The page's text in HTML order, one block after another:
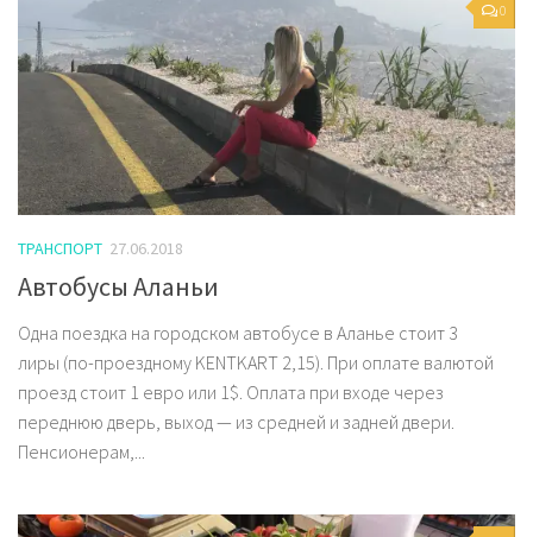
0
ТРАНСПОРТ 27.06.2018
Автобусы Аланьи
Одна поездка на городском автобусе в Аланье стоит 3
лиры (по-проездному KENTKART 2,15). При оплате валютой
проезд стоит 1 евро или 1$. Оплата при входе через
переднюю дверь, выход — из средней и задней двери.
Пенсионерам,...